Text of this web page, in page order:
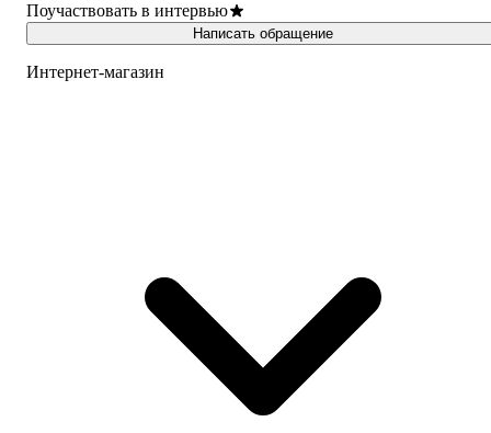
Поучаствовать в интервью
Написать обращение
Интернет-магазин